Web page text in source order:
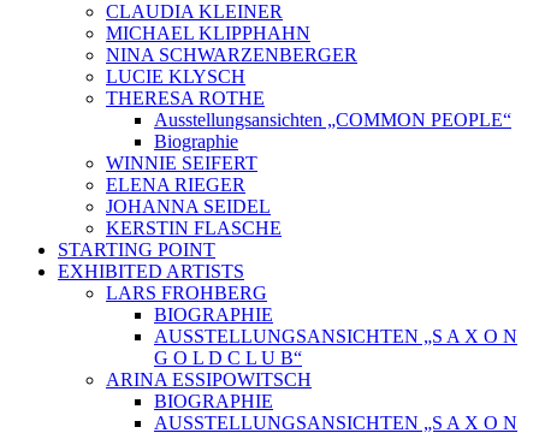
CLAUDIA KLEINER
MICHAEL KLIPPHAHN
NINA SCHWARZENBERGER
LUCIE KLYSCH
THERESA ROTHE
Ausstellungsansichten „COMMON PEOPLE“
Biographie
WINNIE SEIFERT
ELENA RIEGER
JOHANNA SEIDEL
KERSTIN FLASCHE
STARTING POINT
EXHIBITED ARTISTS
LARS FROHBERG
BIOGRAPHIE
AUSSTELLUNGSANSICHTEN „S A X O N
G O L D C L U B“
ARINA ESSIPOWITSCH
BIOGRAPHIE
AUSSTELLUNGSANSICHTEN „S A X O N